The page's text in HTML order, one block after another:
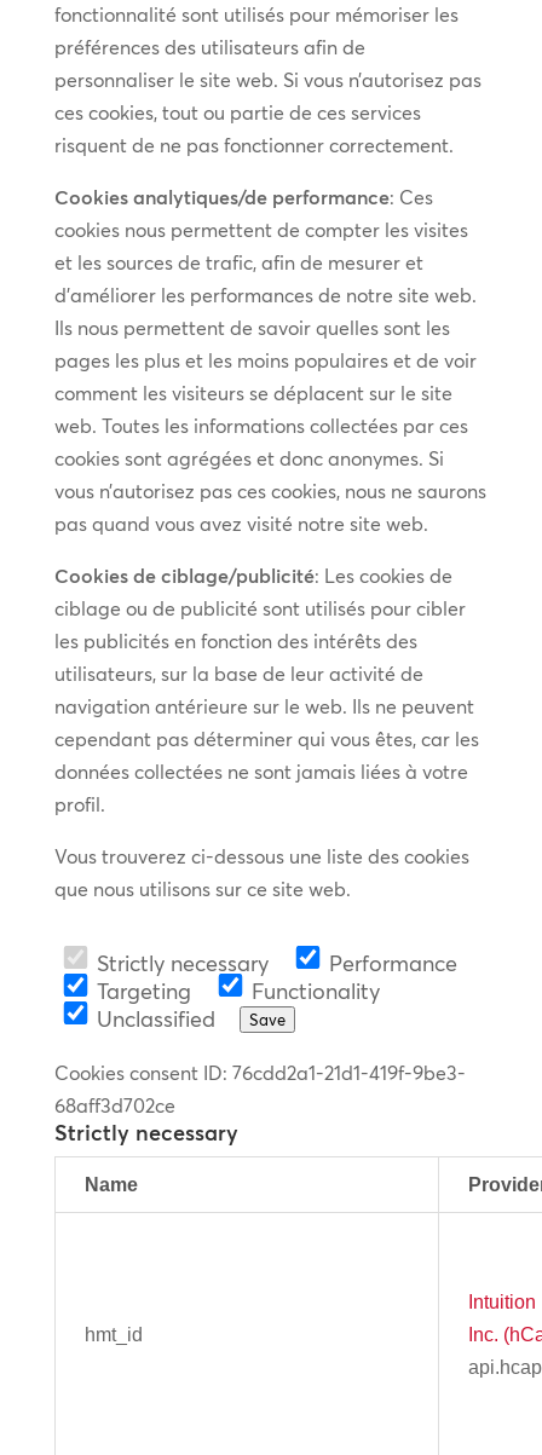
fonctionnalité sont utilisés pour mémoriser les
préférences des utilisateurs afin de
personnaliser le site web. Si vous n’autorisez pas
ces cookies, tout ou partie de ces services
risquent de ne pas fonctionner correctement.
Cookies analytiques/de performance: Ces
cookies nous permettent de compter les visites
et les sources de trafic, afin de mesurer et
d’améliorer les performances de notre site web.
Ils nous permettent de savoir quelles sont les
pages les plus et les moins populaires et de voir
comment les visiteurs se déplacent sur le site
web. Toutes les informations collectées par ces
cookies sont agrégées et donc anonymes. Si
vous n’autorisez pas ces cookies, nous ne saurons
pas quand vous avez visité notre site web.
Cookies de ciblage/publicité: Les cookies de
ciblage ou de publicité sont utilisés pour cibler
les publicités en fonction des intérêts des
utilisateurs, sur la base de leur activité de
navigation antérieure sur le web. Ils ne peuvent
cependant pas déterminer qui vous êtes, car les
données collectées ne sont jamais liées à votre
profil.
Vous trouverez ci-dessous une liste des cookies
que nous utilisons sur ce site web.
Strictly necessary
Performance
Targeting
Functionality
Unclassified
Save
Cookies consent ID: 76cdd2a1-21d1-419f-9be3-
68aff3d702ce
Strictly necessary
Name
hmt_id
Inc.